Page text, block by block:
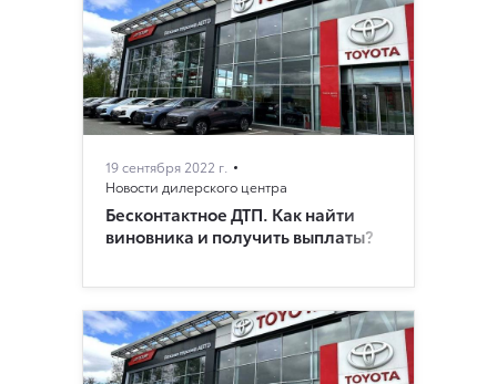
19 сентября 2022 г.
Новости дилерского центра
Бесконтактное ДТП. Как найти
виновника и получить выплаты?